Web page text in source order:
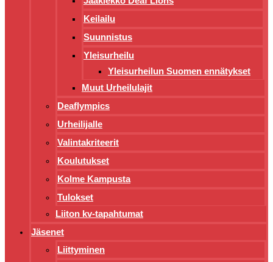
Keilailu
Suunnistus
Yleisurheilu
Yleisurheilun Suomen ennätykset
Muut Urheilulajit
Deaflympics
Urheilijalle
Valintakriteerit
Koulutukset
Kolme Kampusta
Tulokset
Liiton kv-tapahtumat
Jäsenet
Liittyminen